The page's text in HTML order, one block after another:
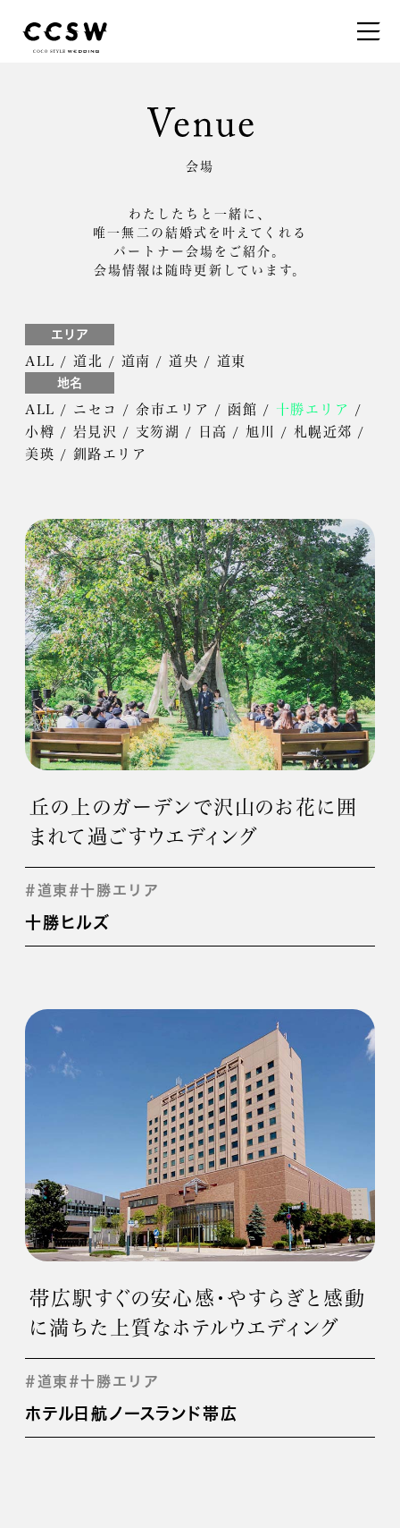
会場
わたしたちと一緒に、
唯一無二の結婚式を叶えてくれる
パートナー会場をご紹介。
会場情報は随時更新しています。
エリア
ALL / 道北 / 道南 / 道央 / 道東
地名
ALL / ニセコ / 余市エリア / 函館 / 十勝エリア
/
小樽 / 岩見沢 / 支笏湖 / 日高 / 旭川 / 札幌近郊 /
美瑛 / 釧路エリア
丘の上のガーデンで沢山のお花に囲
まれて過ごすウエディング
#道東#十勝エリア
十勝ヒルズ
帯広駅すぐの安心感・やすらぎと感動
に満ちた上質なホテルウエディング
#道東#十勝エリア
ホテル日航ノースランド帯広